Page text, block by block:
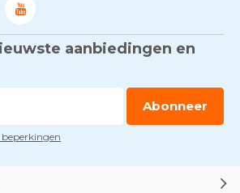
aanbiedingen en
Abonneer
beperkingen